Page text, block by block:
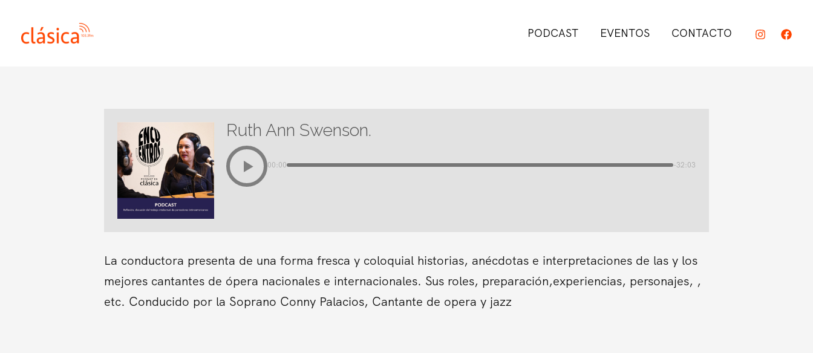
contenido
PODCAST EVENTOS CONTACTO
Ruth Ann Swenson.
00:00 -32:03
La conductora presenta de una forma fresca y coloquial historias, anécdotas e interpretaciones de las y los
mejores cantantes de ópera nacionales e internacionales. Sus roles, preparación,experiencias, personajes, ,
etc. Conducido por la Soprano Conny Palacios, Cantante de opera y jazz